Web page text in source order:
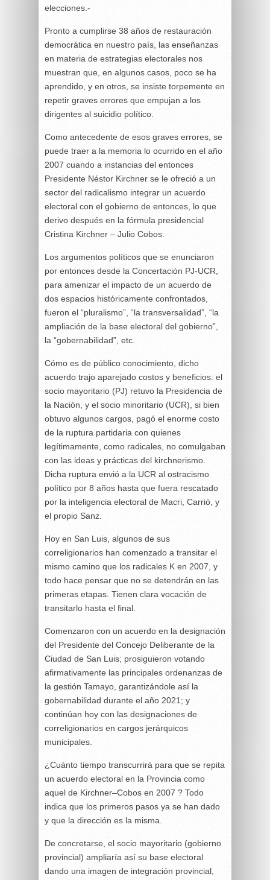
elecciones.-
Pronto a cumplirse 38 años de restauración
democrática en nuestro país, las enseñanzas
en materia de estrategias electorales nos
muestran que, en algunos casos, poco se ha
aprendido, y en otros, se insiste torpemente en
repetir graves errores que empujan a los
dirigentes al suicidio político.
Como antecedente de esos graves errores, se
puede traer a la memoria lo ocurrido en el año
2007 cuando a instancias del entonces
Presidente Néstor Kirchner se le ofreció a un
sector del radicalismo integrar un acuerdo
electoral con el gobierno de entonces, lo que
derivo después en la fórmula presidencial
Cristina Kirchner – Julio Cobos.
Los argumentos políticos que se enunciaron
por entonces desde la Concertación PJ-UCR,
para amenizar el impacto de un acuerdo de
dos espacios históricamente confrontados,
fueron el “pluralismo”, “la transversalidad”, “la
ampliación de la base electoral del gobierno”,
la “gobernabilidad”, etc.
Cómo es de público conocimiento, dicho
acuerdo trajo aparejado costos y beneficios: el
socio mayoritario (PJ) retuvo la Presidencia de
la Nación, y el socio minoritario (UCR), si bien
obtuvo algunos cargos, pagó el enorme costo
de la ruptura partidaria con quienes
legítimamente, como radicales, no comulgaban
con las ideas y prácticas del kirchnerismo.
Dicha ruptura envió a la UCR al ostracismo
político por 8 años hasta que fuera rescatado
por la inteligencia electoral de Macri, Carrió, y
el propio Sanz.
Hoy en San Luis, algunos de sus
correligionarios han comenzado a transitar el
mismo camino que los radicales K en 2007, y
todo hace pensar que no se detendrán en las
primeras etapas. Tienen clara vocación de
transitarlo hasta el final.
Comenzaron con un acuerdo en la designación
del Presidente del Concejo Deliberante de la
Ciudad de San Luis; prosiguieron votando
afirmativamente las principales ordenanzas de
la gestión Tamayo, garantizándole así la
gobernabilidad durante el año 2021; y
continúan hoy con las designaciones de
correligionarios en cargos jerárquicos
municipales.
¿Cuánto tiempo transcurrirá para que se repita
un acuerdo electoral en la Provincia como
aquel de Kirchner–Cobos en 2007 ? Todo
indica que los primeros pasos ya se han dado
y que la dirección es la misma.
De concretarse, el socio mayoritario (gobierno
provincial) ampliaría así su base electoral
dando una imagen de integración provincial,